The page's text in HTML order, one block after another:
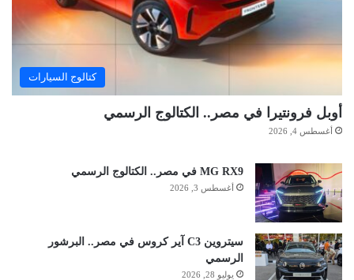
كتالوج السيارات
أوبل فرونتيرا في مصر.. الكتالوج الرسمي
أغسطس 4, 2026
MG RX9 في مصر.. الكتالوج الرسمي
أغسطس 3, 2026
سيتروين C3 آير كروس في مصر.. البرشور
الرسمي
يوليو 28, 2026